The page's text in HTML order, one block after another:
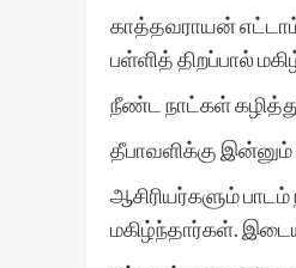
காத்தவராயன் எட்டாம்
பள்ளித் திறப்பால்
நீண்ட நாட்கள்
தீபாவளிக்கு இன்னும்
ஆசிரியர்களும்
மகிழ்ந்தார்கள்.